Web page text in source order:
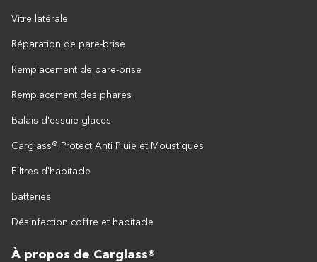
Vitre latérale
Réparation de pare-brise
Remplacement de pare-brise
Remplacement des phares
Balais d'essuie-glaces
Carglass® Protect Anti Pluie et Moustiques
Filtres d'habitacle
Batteries
Désinfection coffre et habitacle
À propos de Carglass®